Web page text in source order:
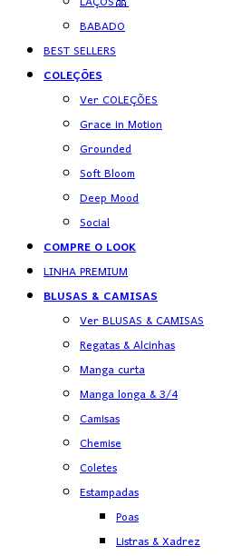
BABADO
BEST SELLERS
COLEÇÕES
Ver COLEÇÕES
Grace in Motion
Grounded
Soft Bloom
Deep Mood
Social
COMPRE O LOOK
LINHA PREMIUM
BLUSAS & CAMISAS
Ver BLUSAS & CAMISAS
Regatas & Alcinhas
Manga curta
Manga longa & 3/4
Camisas
Chemise
Coletes
Estampadas
Poas
Listras & Xadrez